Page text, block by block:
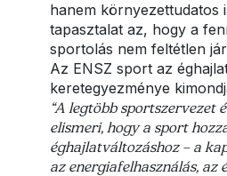
hanem környezettudatos
tapasztalat az, hogy a
sportolás nem feltétlen
Az ENSZ sport az
keretegyezménye
“A legtöbb sportszervezet
elismeri, hogy a sport
éghajlatváltozáshoz – a
az energiafelhasználás, az